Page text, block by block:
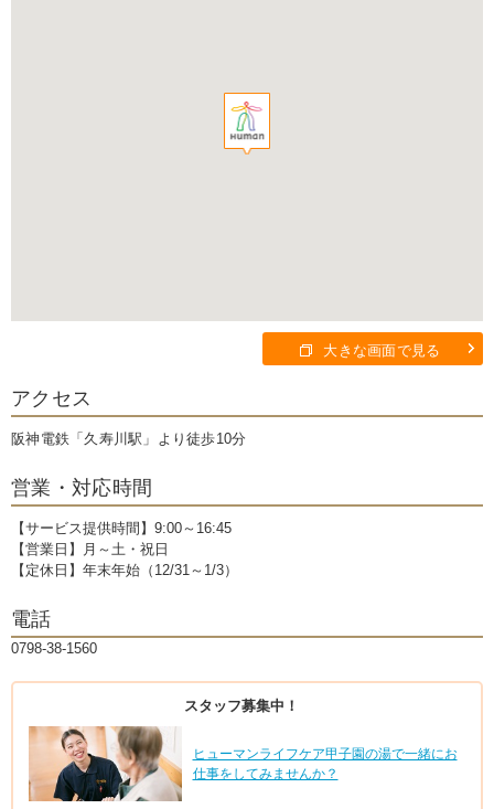
大きな画面で見る
アクセス
阪神電鉄「久寿川駅」より徒歩10分
営業・対応時間
【サービス提供時間】9:00～16:45
【営業日】月～土・祝日
【定休日】年末年始（12/31～1/3）
電話
0798-38-1560
スタッフ募集中！
ヒューマンライフケア甲子園の湯で一緒にお
仕事をしてみませんか？